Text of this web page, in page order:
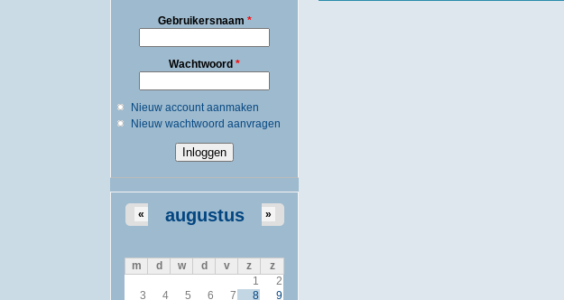
Gebruikersnaam *
Wachtwoord *
Nieuw account aanmaken
Nieuw wachtwoord aanvragen
augustus
« »
m d w d v z
z
1
2
3
4 5 6 7 8
9